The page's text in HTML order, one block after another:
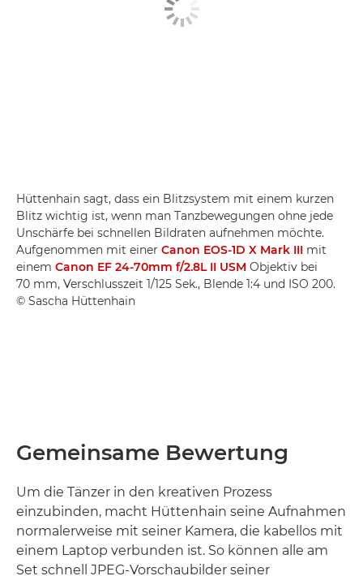
Hüttenhain sagt, dass ein Blitzsystem mit einem kurzen
Blitz wichtig ist, wenn man Tanzbewegungen ohne jede
Unschärfe bei schnellen Bildraten aufnehmen möchte.
Aufgenommen mit einer Canon EOS-1D X Mark III mit
einem Canon EF 24-70mm f/2.8L II USM Objektiv bei
70 mm, Verschlusszeit 1/125 Sek., Blende 1:4 und ISO 200.
© Sascha Hüttenhain
Gemeinsame Bewertung
Um die Tänzer in den kreativen Prozess
einzubinden, macht Hüttenhain seine Aufnahmen
normalerweise mit seiner Kamera, die kabellos mit
einem Laptop verbunden ist. So können alle am
Set schnell JPEG-Vorschaubilder seiner